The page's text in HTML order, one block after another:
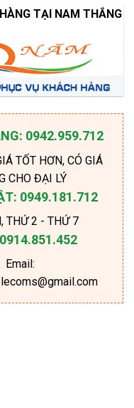
TẠI NAM THẮNG
0942.959.712
TỐT HƠN, CÓ GIÁ
CHO ĐẠI LÝ
0949.181.712
, THỨ 2 - THỨ 7
Email: